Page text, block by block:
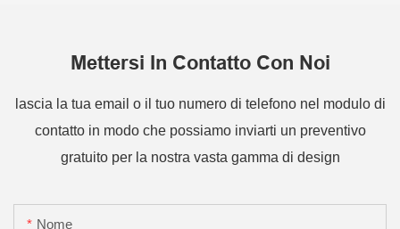
Mettersi In Contatto Con Noi
lascia la tua email o il tuo numero di telefono nel modulo di
contatto in modo che possiamo inviarti un preventivo
gratuito per la nostra vasta gamma di design
Nome